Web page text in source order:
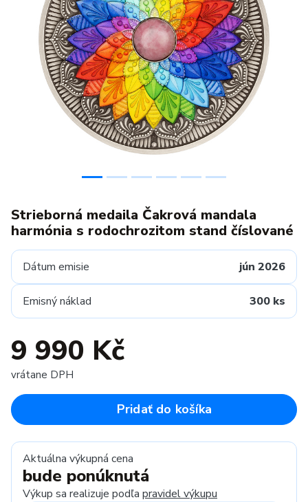
Previous
Strieborná medaila Čakrová mandala
harmónia s rodochrozitom stand číslované
Dátum emisie jún 2026
Emisný náklad 300 ks
9 990 Kč
vrátane DPH
Pridať do košíka
Aktuálna výkupná cena
bude ponúknutá
Výkup sa realizuje podľa pravidel výkupu